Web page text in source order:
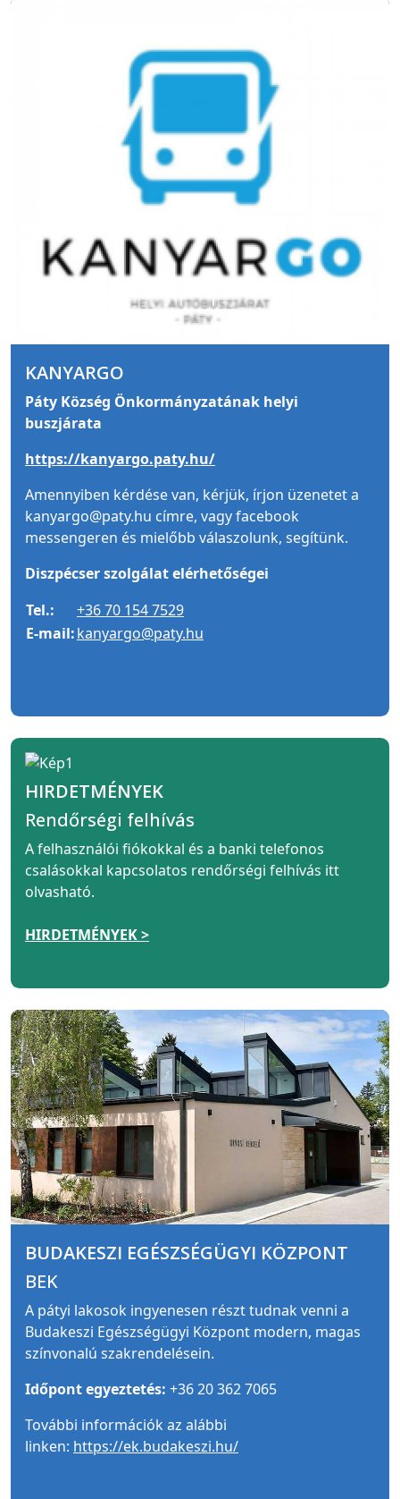
KANYARGO
Páty Község Önkormányzatának helyi
buszjárata
https://kanyargo.paty.hu/
Amennyiben kérdése van, kérjük, írjon üzenetet a
kanyargo@paty.hu címre, vagy facebook
messengeren és mielőbb válaszolunk, segítünk.
Diszpécser szolgálat elérhetőségei
Tel.:
+36 70 154 7529
E-mail:kanyargo@paty.hu
HIRDETMÉNYEK
Rendőrségi felhívás
A felhasználói fiókokkal és a banki telefonos
csalásokkal kapcsolatos rendőrségi felhívás itt
olvasható.
HIRDETMÉNYEK >
BUDAKESZI EGÉSZSÉGÜGYI KÖZPONT
BEK
A pátyi lakosok ingyenesen részt tudnak venni a
Budakeszi Egészségügyi Központ modern, magas
színvonalú szakrendelésein.
Időpont egyeztetés: +36 20 362 7065
További információk az alábbi
linken: https://ek.budakeszi.hu/